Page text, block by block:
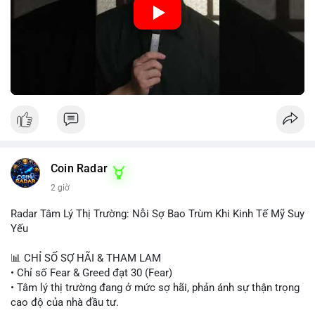
hiệu tích cực, nhưng Funding Rate thấp và tâm lý Fear cho thấy
chưa có động lực tăng giá mạnh. Nhà đầu tư nên thận trọng,
tránh sử dụng đòn bẩy cao. Với Vlike Market Index ở mức
42/100, chiến lược hợp lý là quan sát và chờ đợi tín hiệu rõ
ràng hơn. Nếu BTC giữ được vùng hỗ trợ hiện tại và Fear &
Greed Index phục hồi lên trên 40, có thể xem xét mua dần.
#vlikemarketindex42
Coin Radar
2 giờ
Radar Tâm Lý Thị Trường: Nỗi Sợ Bao Trùm Khi Kinh Tế Mỹ Suy
Yếu
📊 CHỈ SỐ SỢ HÃI & THAM LAM
• Chỉ số Fear & Greed đạt 30 (Fear)
• Tâm lý thị trường đang ở mức sợ hãi, phản ánh sự thận trọng
cao độ của nhà đầu tư.